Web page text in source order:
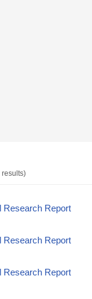
results)
Research Report
Research Report
Research Report